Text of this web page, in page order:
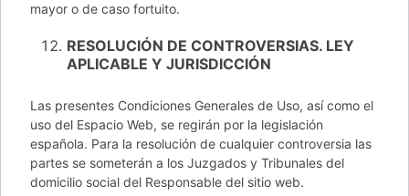
mayor o de caso fortuito.
RESOLUCIÓN DE CONTROVERSIAS. LEY
APLICABLE Y JURISDICCIÓN
Las presentes Condiciones Generales de Uso, así como el
uso del Espacio Web, se regirán por la legislación
española. Para la resolución de cualquier controversia las
partes se someterán a los Juzgados y Tribunales del
domicilio social del Responsable del sitio web.